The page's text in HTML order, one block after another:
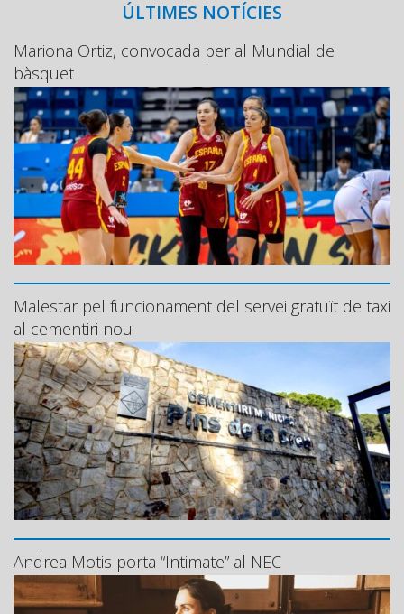
ÚLTIMES NOTÍCIES
Mariona Ortiz, convocada per al Mundial de
bàsquet
Malestar pel funcionament del servei gratuït de taxi
al cementiri nou
Andrea Motis porta “Intimate” al NEC